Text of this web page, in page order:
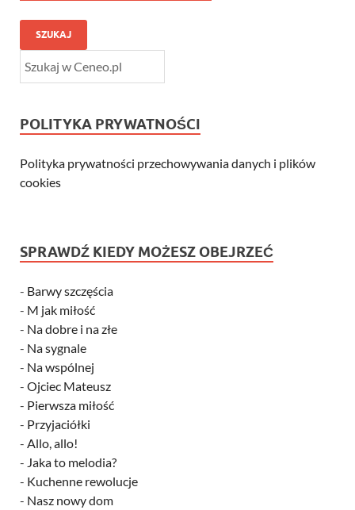
SZUKAJ
POLITYKA PRYWATNOŚCI
Polityka prywatności przechowywania danych i plików
cookies
SPRAWDŹ KIEDY MOŻESZ OBEJRZEĆ
- Barwy szczęścia
- M jak miłość
- Na dobre i na złe
- Na sygnale
- Na wspólnej
- Ojciec Mateusz
- Pierwsza miłość
- Przyjaciółki
- Allo, allo!
- Jaka to melodia?
- Kuchenne rewolucje
- Nasz nowy dom